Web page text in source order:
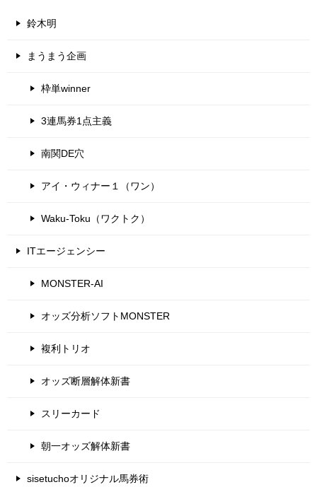
鈴木明
まうまう企画
枠単winner
3連馬券1点主義
南関DE穴
アイ・ウィナー１（ワン）
Waku-Toku（ワクトク）
ITエージェンシー
MONSTER-AI
オッズ分析ソフトMONSTER
複利トリオ
オッズ断層解体新書
スリーカード
朝一オッズ解体新書
sisetuchoオリジナル馬券術